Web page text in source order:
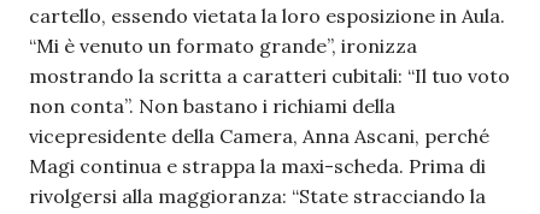
cartello, essendo vietata la loro esposizione in Aula.
“Mi è venuto un formato grande”, ironizza
mostrando la scritta a caratteri cubitali: “Il tuo voto
non conta”. Non bastano i richiami della
vicepresidente della Camera, Anna Ascani, perché
Magi continua e strappa la maxi-scheda. Prima di
rivolgersi alla maggioranza: “State stracciando la